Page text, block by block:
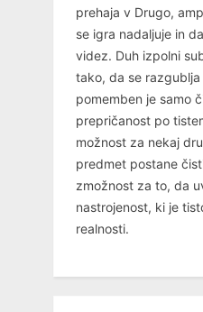
prehaja v Drugo,
se igra nadaljuje in
videz. Duh izpolni
tako, da se
pomemben je samo
prepričanost po
možnost za nekaj
predmet postane
zmožnost za to, da
nastrojenost, ki je
realnosti.